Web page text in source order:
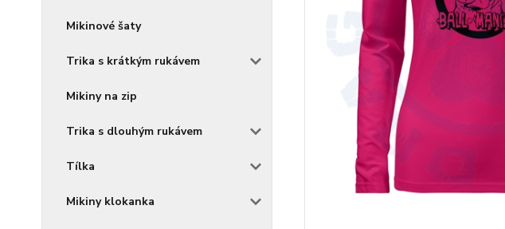
Mikinové šaty
Trika s krátkým rukávem
Mikiny na zip
Trika s dlouhým rukávem
Tílka
Mikiny klokanka